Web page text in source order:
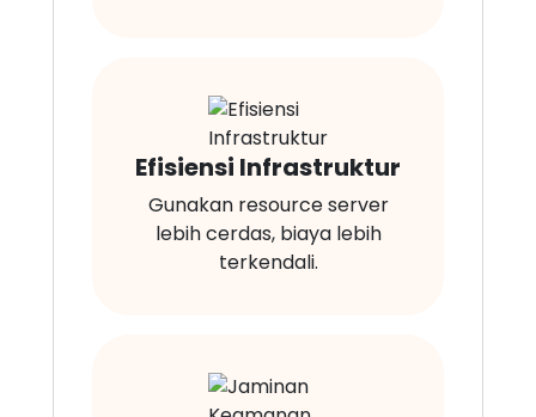
Efisiensi Infrastruktur
Gunakan resource server
lebih cerdas, biaya lebih
terkendali.